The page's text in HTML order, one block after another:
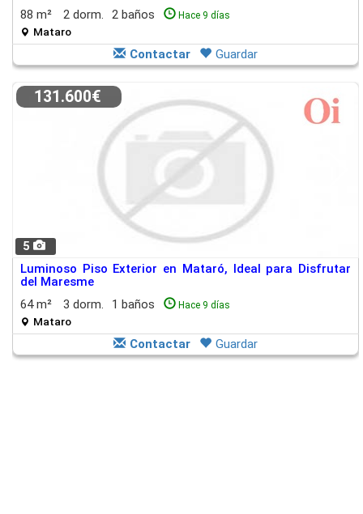
88 m²
2 dorm. 2 baños Hace 9 días
Mataro
Contactar Guardar
5
131.600€
Luminoso Piso Exterior en Mataró, Ideal para Disfrutar
del Maresme
64 m²
3 dorm. 1 baños Hace 9 días
Mataro
Contactar Guardar